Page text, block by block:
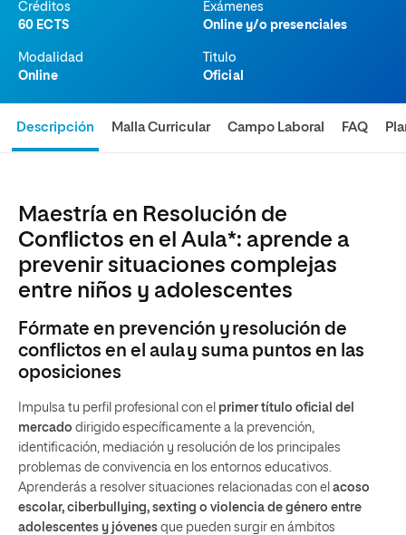
Créditos
60 ECTS
Exámenes
Online y/o presenciales
Modalidad
Online
Titulo
Oficial
Descripción Malla Curricular Campo Laboral FAQ
Maestría en Resolución de
Conflictos en el Aula*: aprende a
prevenir situaciones complejas
entre niños y adolescentes
Fórmate en prevención y resolución de
conflictos en el aula y suma puntos en las
oposiciones
Impulsa tu perfil profesional con el primer título oficial del
mercado dirigido específicamente a la prevención,
identificación, mediación y resolución de los principales
problemas de convivencia en los entornos educativos.
Aprenderás a resolver situaciones relacionadas con el acoso
escolar, ciberbullying, sexting o violencia de género entre
adolescentes y jóvenes que pueden surgir en ámbitos